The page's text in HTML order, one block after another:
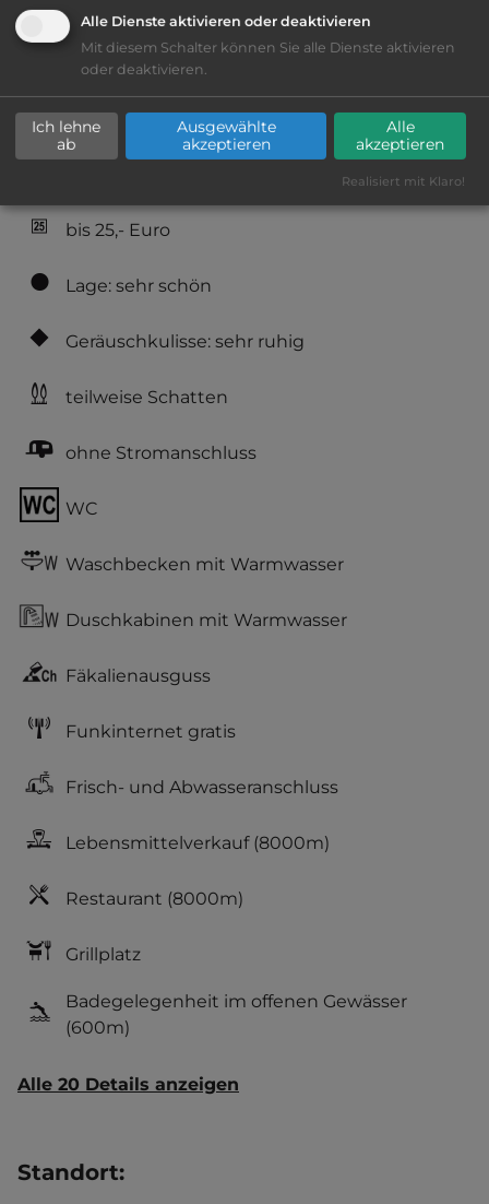
Sehenswürdigkeiten:
Nationalpark Lomsdal-Visten, Nationalpark
bis 25,- Euro
Lage: sehr schön
Geräuschkulisse: sehr ruhig
teilweise Schatten
ohne Stromanschluss
WC
Waschbecken mit Warmwasser
Duschkabinen mit Warmwasser
Fäkalienausguss
Funkinternet gratis
Frisch- und Abwasseranschluss
Lebensmittelverkauf(8000m)
Restaurant (8000m)
Grillplatz
Badegelegenheit im offenen Gewässer
(600m)
Alle 20 Details anzeigen
Standort:
Alle Dienste aktivieren oder deaktivieren
Mit diesem Schalter können Sie alle Dienste aktivieren
oder deaktivieren.
Ich lehne
ab
Ausgewählte
akzeptieren
Alle
akzeptieren
Realisiert mit Klaro!